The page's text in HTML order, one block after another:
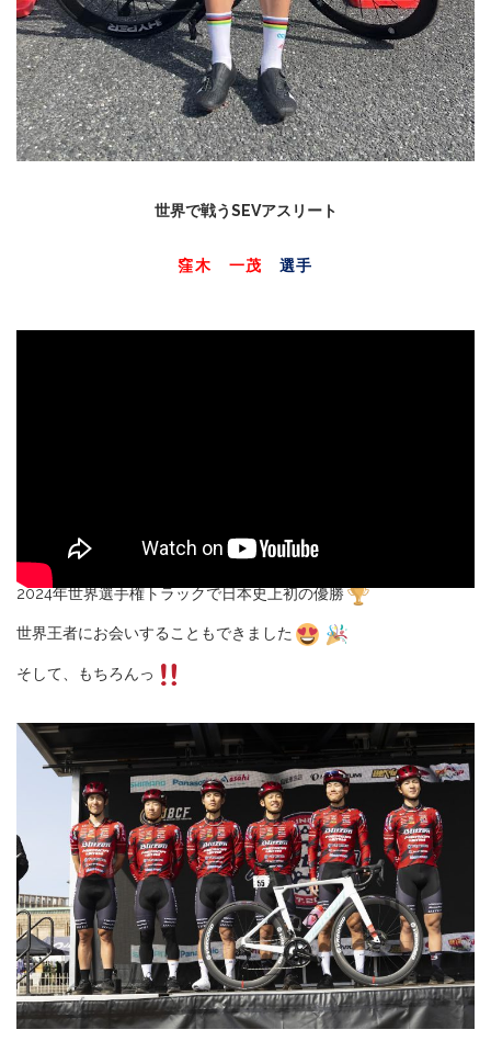
世界で戦うSEVアスリート
窪木 一茂 選手
2024年世界選手権トラックで日本史上初の優勝
世界王者にお会いすることもできました
そして、もちろんっ